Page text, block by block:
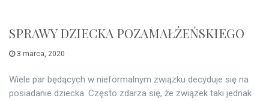
SPRAWY DZIECKA POZAMAŁŻEŃSKIEGO
3 marca, 2020
Wiele par będących w nieformalnym związku decyduje się na
posiadanie dziecka. Często zdarza się, że związek taki jednak